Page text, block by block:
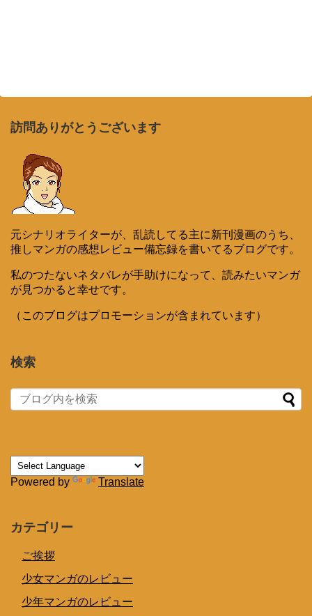
訪問ありがとうございます
元シナリオライターが、乱読してる主に新刊漫画のうち、
推しマンガの感想レビュー備忘録を書いてるブログです。
私のつたないネタバレが手助けになって、読みたいマンガ
が見つかると幸せです。
（このブログはプロモーションが含まれています）
検索
Powered by Translate
カテゴリー
ご挨拶
少女マンガのレビュー
少年マンガのレビュー